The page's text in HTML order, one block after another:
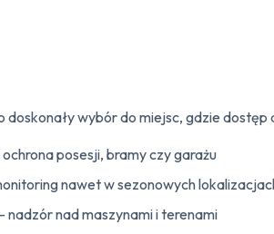
doskonały wybór do miejsc, gdzie
ochrona posesji, bramy czy garażu
nawet w sezonowych
nadzór nad maszynami i terenami